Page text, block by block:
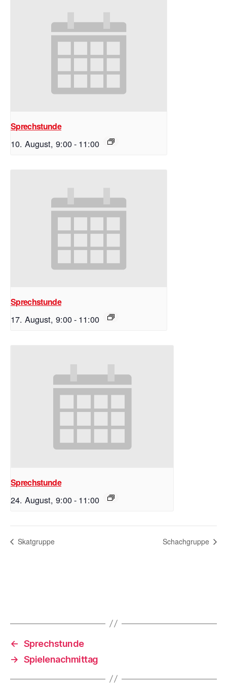
Sprechstunde
10. August, 9:00- 11:00
Sprechstunde
17. August, 9:00- 11:00
Sprechstunde
24. August, 9:00- 11:00
Skatgruppe Schachgruppe
← Sprechstunde
→ Spielenachmittag